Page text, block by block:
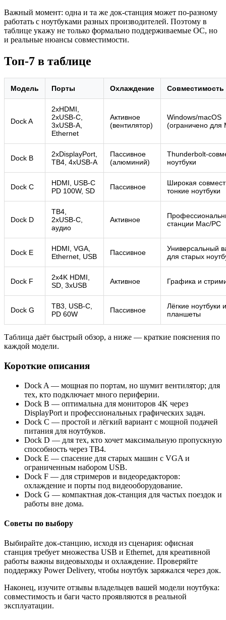
Важный момент: одна и та же док‑станция может по‑разному
работать с ноутбуками разных производителей. Поэтому в
таблице укажу не только формально поддерживаемые ОС, но
и реальные нюансы совместимости.
Топ‑7 в таблице
Модель Порты Охлаждение Совместимость
Dock A
2xHDMI,
2xUSB‑C,
3xUSB‑A,
Ethernet
Активное
(вентилятор)
Windows/macOS
(ограничено для
Dock B
2xDisplayPort,
TB4, 4xUSB‑A
Пассивное
(алюминий)
ноутбуки
Dock C
HDMI, USB‑C
PD 100W, SD
Пассивное
Широкая
тонкие ноутбуки
Dock D
TB4,
2xUSB‑C,
аудио
Активное
станции Mac/PC
Dock E
HDMI, VGA,
Ethernet, USB
Пассивное
Универсальный
для старых
Dock F
2x4K HDMI,
SD, 3xUSB
Активное Графика и
Dock G
TB3, USB‑C,
PD 60W
Пассивное
Лёгкие ноутбуки и
планшеты
Таблица даёт быстрый обзор, а ниже — краткие пояснения по
каждой модели.
Короткие описания
Dock A — мощная по портам, но шумит вентилятор; для
тех, кто подключает много периферии.
Dock B — оптимальна для мониторов 4K через
DisplayPort и профессиональных графических задач.
Dock C — простой и лёгкий вариант с мощной подачей
питания для ноутбуков.
Dock D — для тех, кто хочет максимальную пропускную
способность через TB4.
Dock E — спасение для старых машин с VGA и
ограниченным набором USB.
Dock F — для стримеров и видеоредакторов:
охлаждение и порты под видеооборудование.
Dock G — компактная док‑станция для частых поездок и
работы вне дома.
Советы по выбору
Выбирайте док‑станцию, исходя из сценария: офисная
станция требует множества USB и Ethernet, для креативной
работы важны видеовыходы и охлаждение. Проверяйте
поддержку Power Delivery, чтобы ноутбук заряжался через док.
Наконец, изучите отзывы владельцев вашей модели ноутбука:
совместимость и баги часто проявляются в реальной
эксплуатации.